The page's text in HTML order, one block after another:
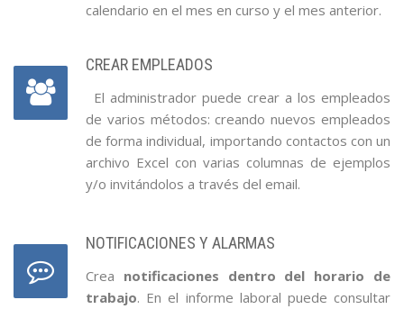
calendario en el mes en curso y el mes anterior.
CREAR EMPLEADOS
El administrador puede crear a los empleados
de varios métodos: creando nuevos empleados
de forma individual, importando contactos con un
archivo Excel con varias columnas de ejemplos
y/o invitándolos a través del email.
NOTIFICACIONES Y ALARMAS
Crea notificaciones dentro del horario de
trabajo. En el informe laboral puede consultar